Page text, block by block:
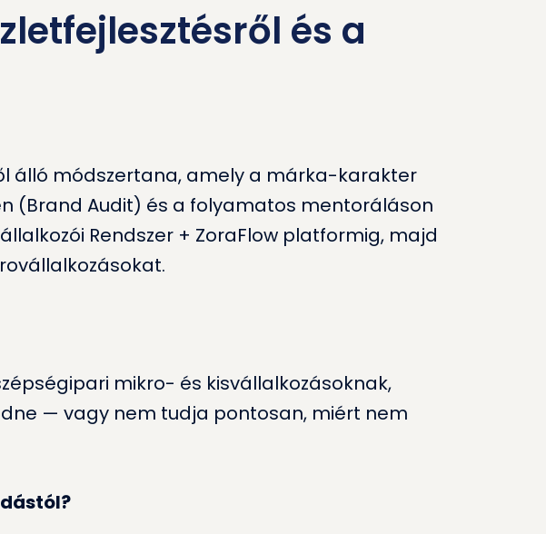
és a
álló módszertana, amely a márka-karakter
(Brand Audit) és a folyamatos mentoráláson
Rendszer + ZoraFlow platformig, majd
mikro- és kisvállalkozásoknak,
— vagy nem tudja pontosan, miért nem